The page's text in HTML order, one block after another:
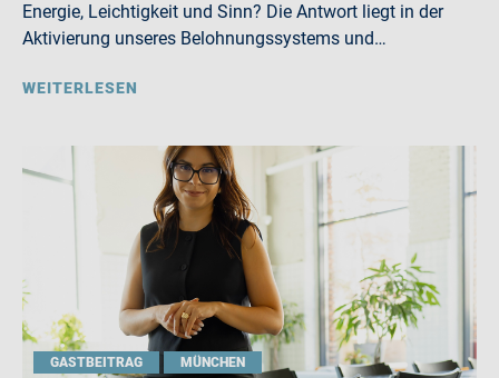
Energie, Leichtigkeit und Sinn? Die Antwort liegt in der
Aktivierung unseres Belohnungssystems und…
WEITERLESEN
GASTBEITRAG MÜNCHEN